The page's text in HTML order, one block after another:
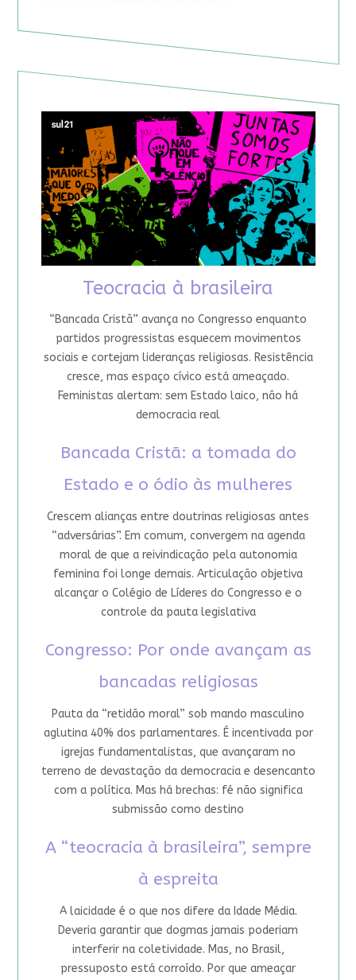
Teocracia à brasileira
“Bancada Cristã” avança no Congresso enquanto
partidos progressistas esquecem movimentos
sociais e cortejam lideranças religiosas. Resistência
cresce, mas espaço cívico está ameaçado.
Feministas alertam: sem Estado laico, não há
democracia real
Bancada Cristã: a tomada do
Estado e o ódio às mulheres
Crescem alianças entre doutrinas religiosas antes
“adversárias”. Em comum, convergem na agenda
moral de que a reivindicação pela autonomia
feminina foi longe demais. Articulação objetiva
alcançar o Colégio de Líderes do Congresso e o
controle da pauta legislativa
Congresso: Por onde avançam as
bancadas religiosas
Pauta da “retidão moral” sob mando masculino
aglutina 40% dos parlamentares. É incentivada por
igrejas fundamentalistas, que avançaram no
terreno de devastação da democracia e desencanto
com a política. Mas há brechas: fé não significa
submissão como destino
A “teocracia à brasileira”, sempre
à espreita
A laicidade é o que nos difere da Idade Média.
Deveria garantir que dogmas jamais poderiam
interferir na coletividade. Mas, no Brasil,
pressuposto está corroído. Por que ameaçar